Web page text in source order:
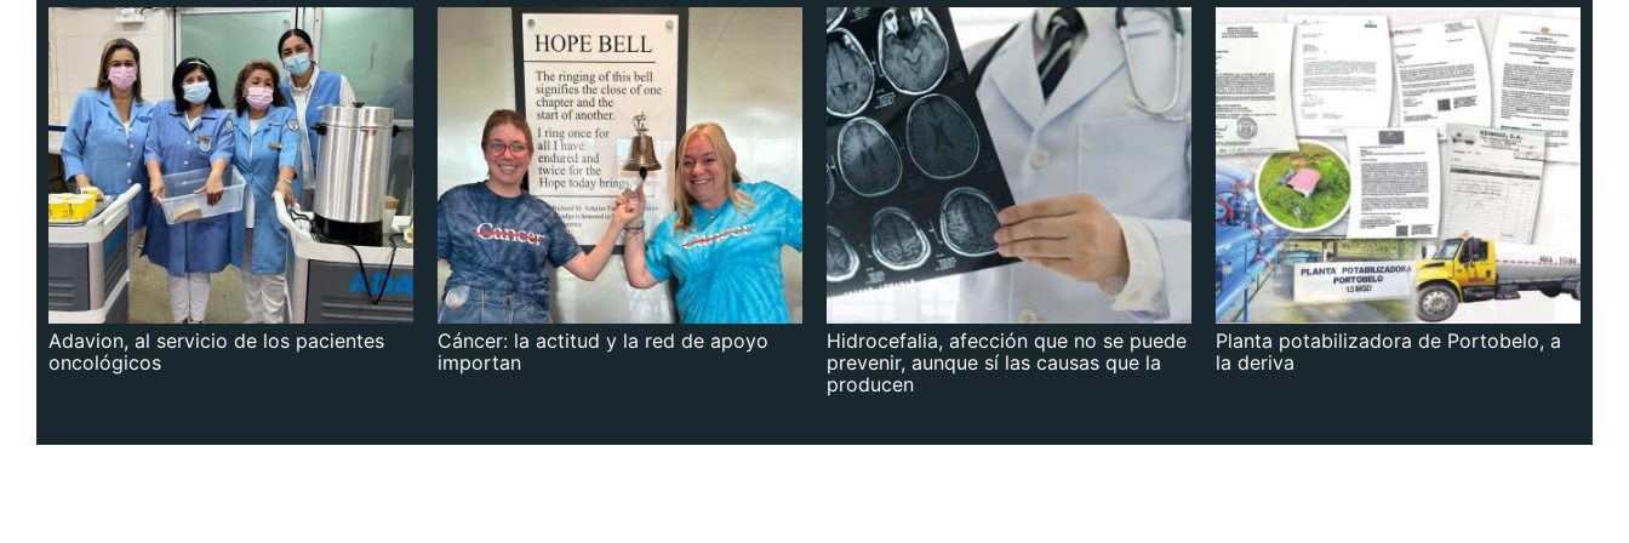
Adavion, al servicio de los pacientes
oncológicos
Cáncer: la actitud y la red de apoyo
importan
Hidrocefalia, afección que no se puede
prevenir, aunque sí las causas que la
producen
Planta potabilizadora de Portobelo, a
la deriva